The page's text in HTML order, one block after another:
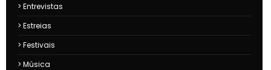
Entrevistas
Estreias
Festivais
Música